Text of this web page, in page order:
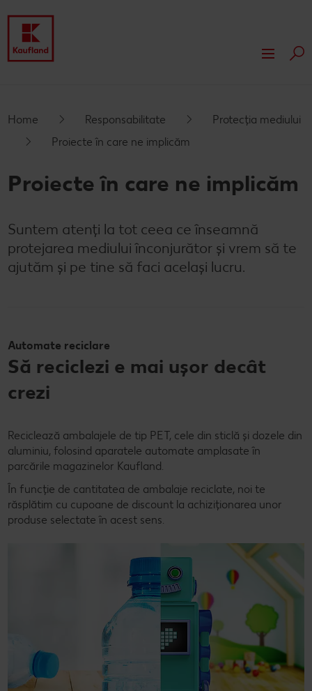
Valori
Istoric
Rapoarte financiare
Responsabilitate
Presă
Dezvoltare
Publicitate
Home Responsabilitate
Protecția mediului
Proiecte în care ne implicăm
Proiecte în care ne implicăm
Suntem atenți la tot ceea ce înseamnă
protejarea mediului înconjurător și vrem să te
ajutăm și pe tine să faci același lucru.
Automate reciclare
Să reciclezi e mai ușor decât
crezi
Reciclează ambalajele de tip PET, cele din sticlă și dozele din
aluminiu, folosind aparatele automate amplasate în
parcările magazinelor Kaufland.
În funcție de cantitatea de ambalaje reciclate, noi te
răsplătim cu cupoane de discount la achiziționarea unor
produse selectate în acest sens.